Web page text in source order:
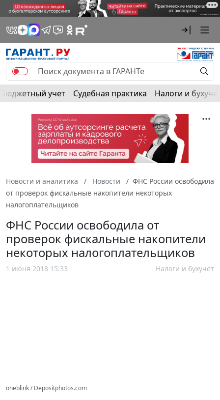
Бюджетный учет Судебная практика Налоги и
Новости и аналитика Новости
ФНС России освободила
от проверок фискальные накопители некоторых
налогоплательщиков
ФНС России освободила от
проверок фискальные накопители
некоторых налогоплательщиков
1 июня 2018 15:33 Налоги и бухучет
oneblink / Depositphotos.com